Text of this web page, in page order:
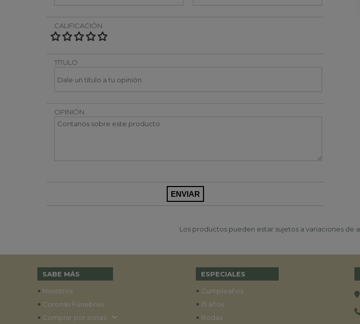
CALIFICACIÓN
TÍTULO
OPINIÓN
Los productos pueden estar sujetos a variaciones de
SABE MÁS
• Nosotros
• Coronas Fúnebres
• Comprar por zonas
ESPECIALES
• Cumpleaños
• 15 años
• Bodas